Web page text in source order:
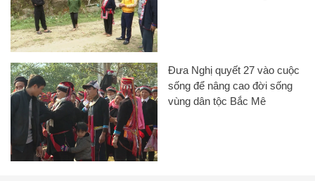
Đưa Nghị quyết 27 vào cuộc
sống để nâng cao đời sống
vùng dân tộc Bắc Mê